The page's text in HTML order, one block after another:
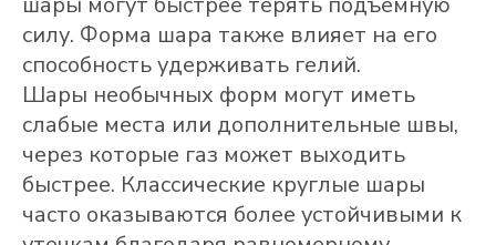
силу. Форма шара также влияет на его
способность удерживать гелий.
Шары необычных форм могут иметь
слабые места или дополнительные швы,
через которые газ может выходить
быстрее. Классические круглые шары
часто оказываются более устойчивыми к